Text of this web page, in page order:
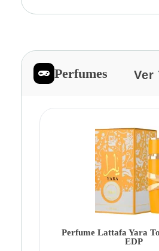
Perfumes Ver
Perfume Lattafa Yara
EDP